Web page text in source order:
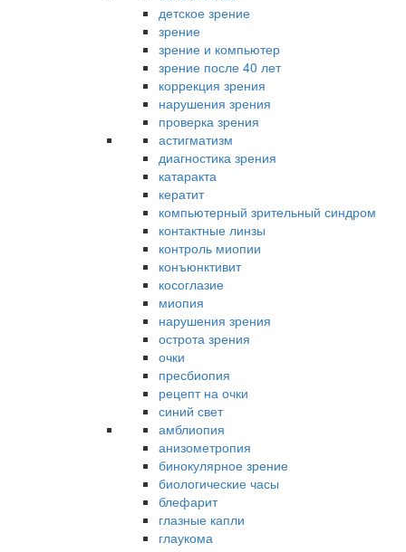
детское зрение
зрение
зрение и компьютер
зрение после 40 лет
коррекция зрения
нарушения зрения
проверка зрения
астигматизм
диагностика зрения
катаракта
кератит
компьютерный зрительный синдром
контактные линзы
контроль миопии
конъюнктивит
косоглазие
миопия
нарушения зрения
острота зрения
очки
пресбиопия
рецепт на очки
синий свет
амблиопия
анизометропия
бинокулярное зрение
биологические часы
блефарит
глазные капли
глаукома